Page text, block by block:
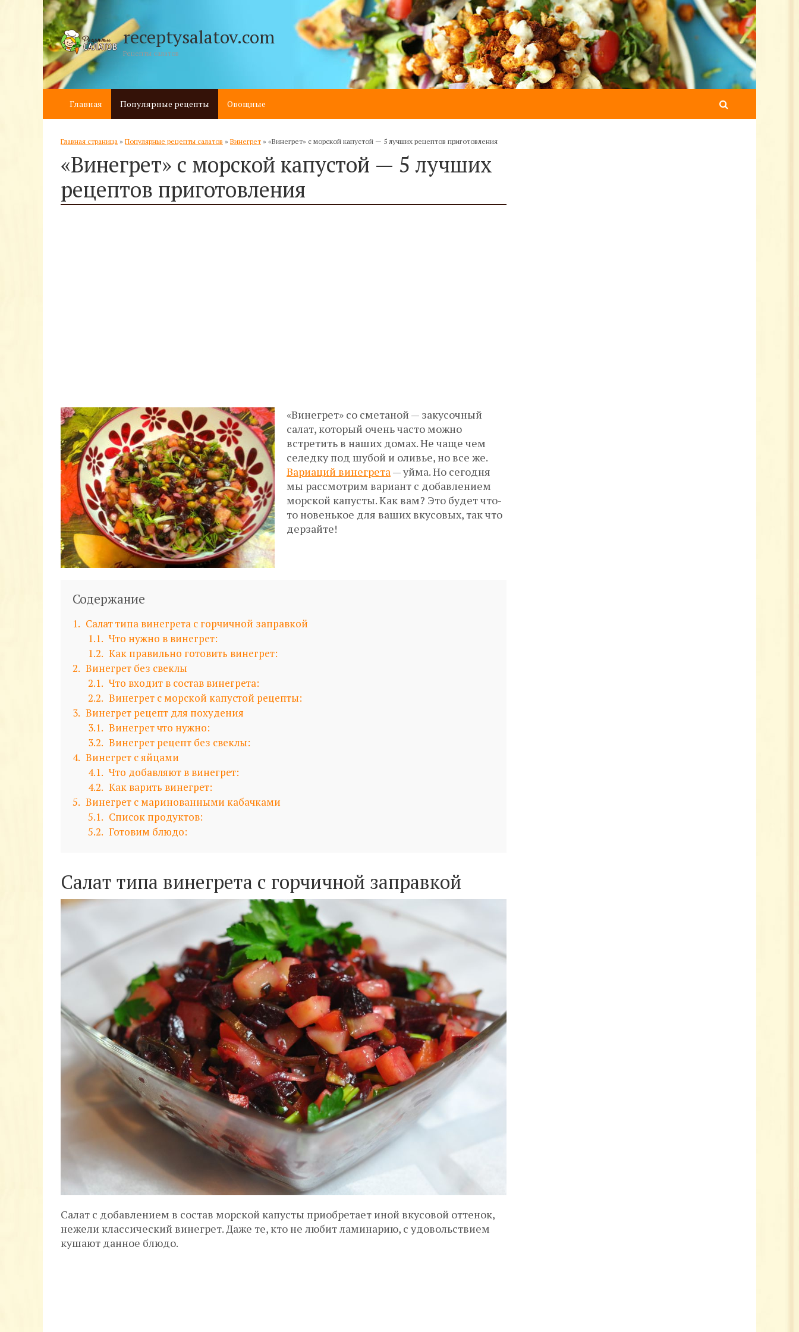
receptysalatov.com
Рецепты салатов
Главная Популярные рецепты Овощные
Главная страница » Популярные рецепты салатов » Винегрет » «Винегрет» с морской капустой — 5 лучших рецептов приготовления
«Винегрет» с морской капустой — 5 лучших
рецептов приготовления
«Винегрет» со сметаной — закусочный
салат, который очень часто можно
встретить в наших домах. Не чаще чем
селедку под шубой и оливье, но все же.
Вариаций винегрета— уйма. Но сегодня
мы рассмотрим вариант с добавлением
морской капусты. Как вам? Это будет что-
то новенькое для ваших вкусовых, так что
дерзайте!
Содержание
1
Салат типа винегрета с горчичной заправкой
1.1 Что нужно в винегрет:
1.2
Как правильно готовить винегрет:
2
Винегрет без свеклы
2.1 Что входит в состав винегрета:
2.2
Винегрет с морской капустой рецепты:
3 Винегрет рецепт для похудения
3.1
Винегрет что нужно:
3.2
Винегрет рецепт без свеклы:
4 Винегрет с яйцами
4.1 Что добавляют в винегрет:
4.2
Как варить винегрет:
5
Винегрет с маринованными кабачками
5.1
Список продуктов:
5.2
Готовим блюдо:
Салат типа винегрета с горчичной заправкой
Салат с добавлением в состав морской капусты приобретает иной вкусовой оттенок,
нежели классический винегрет. Даже те, кто не любит ламинарию, с удовольствием
кушают данное блюдо.